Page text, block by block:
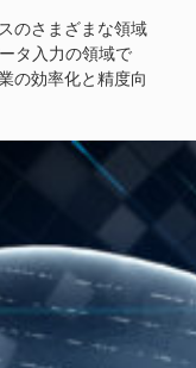
のさまざまな領域
タ入力の領域で
の効率化と精度向